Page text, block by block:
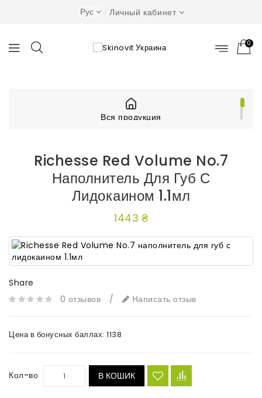
Рус Личный кабинет
0
Вся продукция
Richesse Red Volume No.7
Наполнитель Для Губ С
Лидокаином 1.1мл
1443 ₴
Share
0 отзывов
/ Написать отзыв
Цена в бонусных баллах: 1138
Кол-во В КОШИК